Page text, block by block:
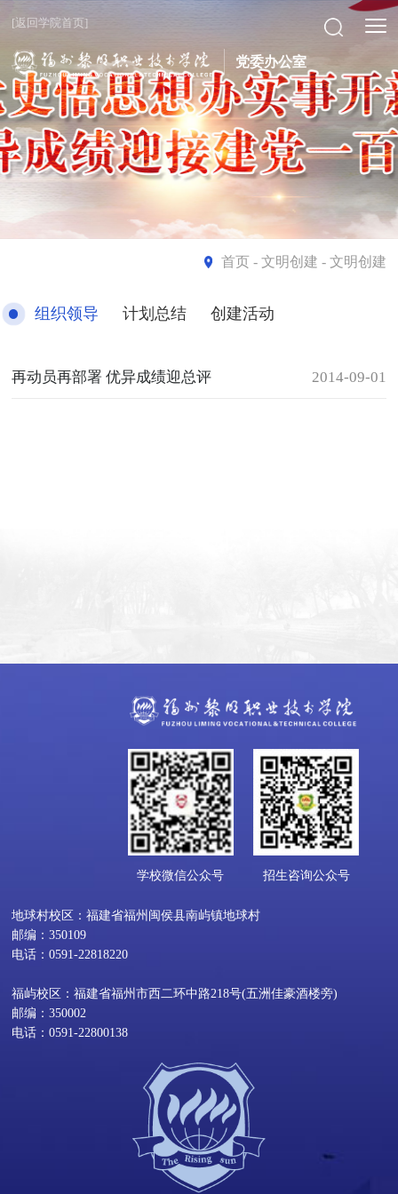
[返回学院首页]
党委办公室
首页- 文明创建 - 文明创建
组织领导 计划总结 创建活动
再动员再部署 优异成绩迎总评 2014-09-01
学校微信公众号 招生咨询公众号
地球村校区：福建省福州闽侯县南屿镇地球村
邮编：350109
电话：0591-22818220
福屿校区：福建省福州市西二环中路218号(五洲佳豪酒楼旁)
邮编：350002
电话：0591-22800138